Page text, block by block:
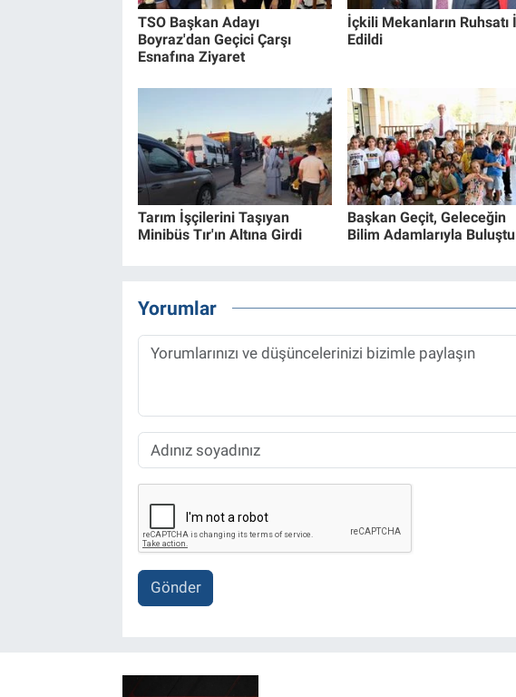
TSO Başkan Adayı
Boyraz'dan Geçici Çarşı
Esnafına Ziyaret
İçkili Mekanların Ruhsatı
Edildi
Tarım İşçilerini Taşıyan
Minibüs Tır'ın Altına Girdi
Başkan Geçit, Geleceğin
Bilim Adamlarıyla Buluştu
Yorumlar
Gönder